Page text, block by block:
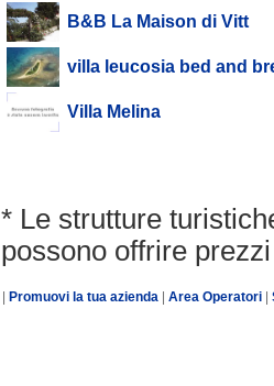
B&B La Maison di Vitt
villa leucosia bed and
Villa Melina
* Le strutture
possono offrire
Promuovi la tua azienda Area Operatori